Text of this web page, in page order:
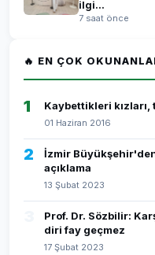
ilgi...
7 saat önce
🔥 EN ÇOK
1 Kaybettikleri kızları,
01 Haziran 2016
2
İzmir
açıklama
13 Şubat 2023
Prof. Dr. Sözbilir:
diri fay geçmez
17 Şubat 2023